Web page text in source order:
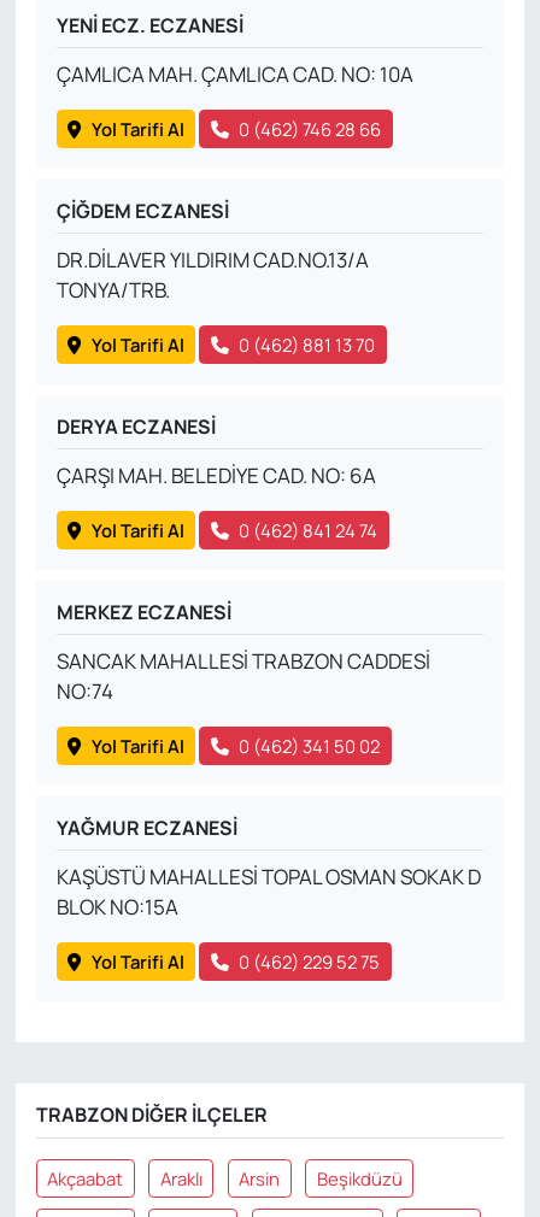
YENİ ECZ. ECZANESİ
ÇAMLICA MAH. ÇAMLICA CAD. NO: 10A
Yol Tarifi Al 0 (462) 746 28 66
ÇİĞDEM ECZANESİ
DR.DİLAVER YILDIRIM CAD.NO.13/A
TONYA/TRB.
Yol Tarifi Al 0 (462) 881 13 70
DERYA ECZANESİ
ÇARŞI MAH. BELEDİYE CAD. NO: 6A
Yol Tarifi Al 0 (462) 841 24 74
MERKEZ ECZANESİ
SANCAK MAHALLESİ TRABZON CADDESİ
NO:74
Yol Tarifi Al 0 (462) 341 50 02
YAĞMUR ECZANESİ
KAŞÜSTÜ MAHALLESİ TOPAL OSMAN SOKAK D
BLOK NO:15A
Yol Tarifi Al 0 (462) 229 52 75
TRABZON DIĞER İLÇELER
Akçaabat Araklı Arsin Beşikdüzü